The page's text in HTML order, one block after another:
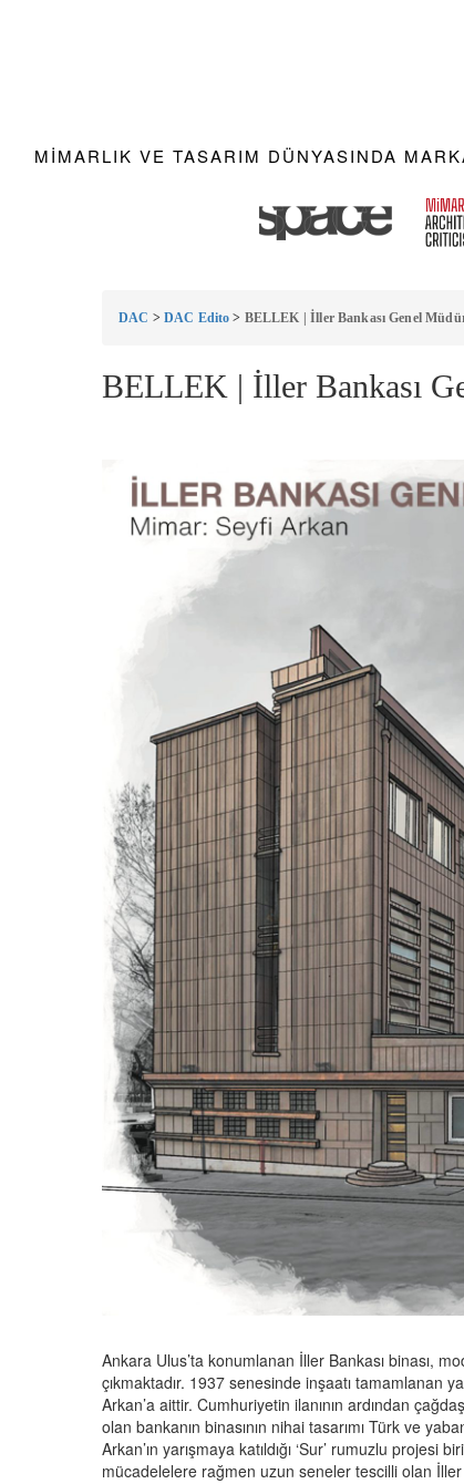
MIMARLIK VE TASARIM DÜNYASINDA
DAC > DAC Edito > BELLEK | İller Bankası Genel
BELLEK | İller Bankası
Ankara Ulus’ta konumlanan İller Bankası binası,
çıkmaktadır. 1937 senesinde inşaatı tamamlanan
Arkan’a aittir. Cumhuriyetin ilanının ardından
olan bankanın binasının nihai tasarımı Türk ve
Arkan’ın yarışmaya katıldığı ‘Sur’ rumuzlu
mücadelelere rağmen uzun seneler tescilli olan İller